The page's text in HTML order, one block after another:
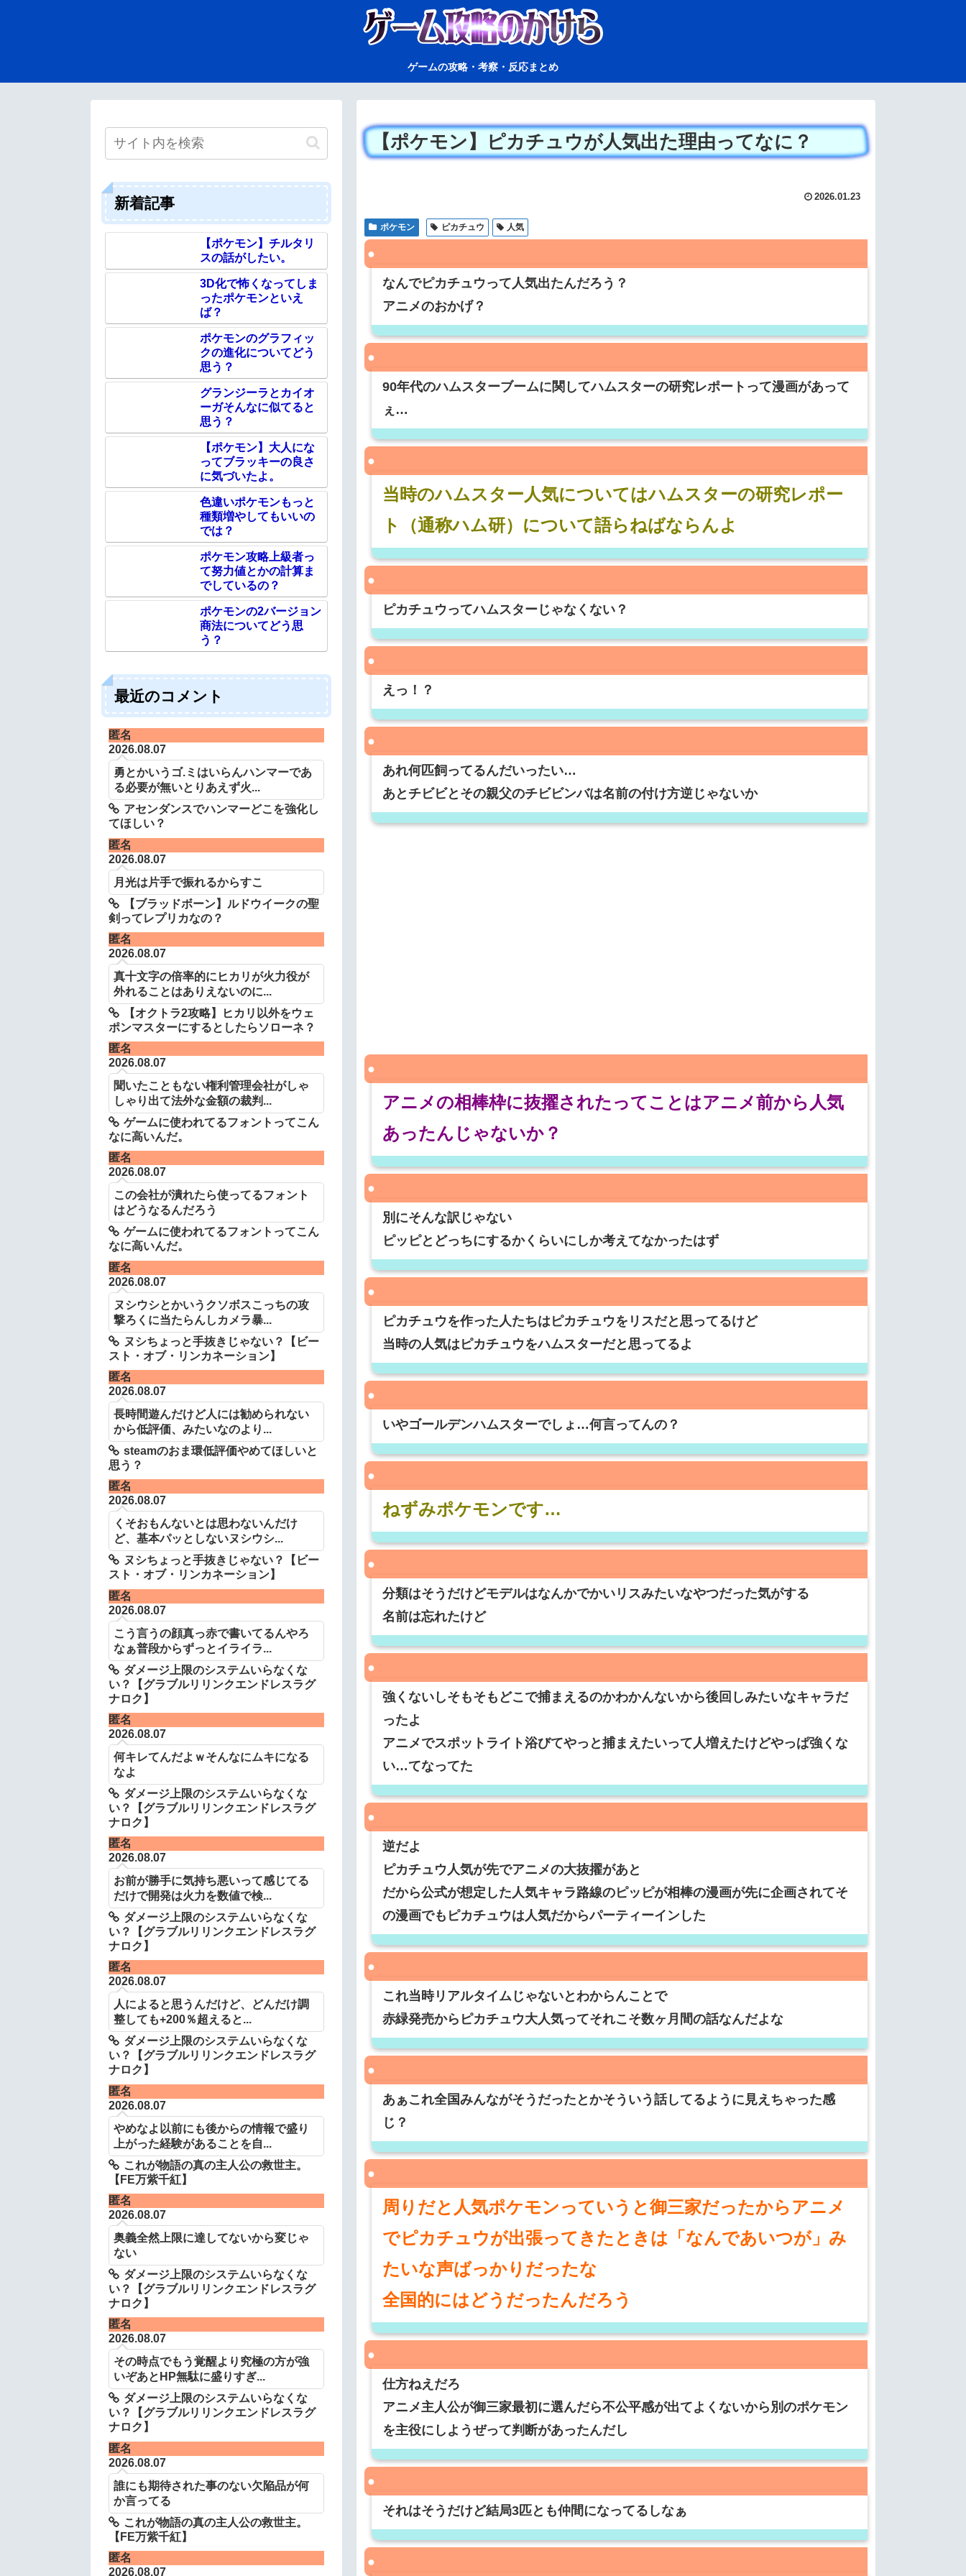
ゲームの攻略・考察・反応まとめ
【ポケモン】ピカチュウが人気出た理由ってなに？
2026.01.23
ポケモン ピカチュウ 人気
なんでピカチュウって人気出たんだろう？
アニメのおかげ？
90年代のハムスターブームに関してハムスターの研究レポートって漫画があって
ぇ…
当時のハムスター人気についてはハムスターの研究レポー
ト（通称ハム研）について語らねばならんよ
ピカチュウってハムスターじゃなくない？
えっ！？
あれ何匹飼ってるんだいったい…
あとチビビとその親父のチビビンバは名前の付け方逆じゃないか
アニメの相棒枠に抜擢されたってことはアニメ前から人気
あったんじゃないか？
別にそんな訳じゃない
ピッピとどっちにするかくらいにしか考えてなかったはず
ピカチュウを作った人たちはピカチュウをリスだと思ってるけど
当時の人気はピカチュウをハムスターだと思ってるよ
いやゴールデンハムスターでしょ…何言ってんの？
ねずみポケモンです…
分類はそうだけどモデルはなんかでかいリスみたいなやつだった気がする
名前は忘れたけど
強くないしそもそもどこで捕まえるのかわかんないから後回しみたいなキャラだ
ったよ
アニメでスポットライト浴びてやっと捕まえたいって人増えたけどやっぱ強くな
い…てなってた
逆だよ
ピカチュウ人気が先でアニメの大抜擢があと
だから公式が想定した人気キャラ路線のピッピが相棒の漫画が先に企画されてそ
の漫画でもピカチュウは人気だからパーティーインした
これ当時リアルタイムじゃないとわからんことで
赤緑発売からピカチュウ大人気ってそれこそ数ヶ月間の話なんだよな
あぁこれ全国みんながそうだったとかそういう話してるように見えちゃった感
じ？
周りだと人気ポケモンっていうと御三家だったからアニメ
でピカチュウが出張ってきたときは「なんであいつが」み
たいな声ばっかりだったな
全国的にはどうだったんだろう
仕方ねえだろ
アニメ主人公が御三家最初に選んだら不公平感が出てよくないから別のポケモン
を主役にしようぜって判断があったんだし
それはそうだけど結局3匹とも仲間になってるしなぁ
新着記事
【ポケモン】チルタリ
スの話がしたい。
3D化で怖くなってしま
ったポケモンといえ
ば？
ポケモンのグラフィッ
クの進化についてどう
思う？
グランジーラとカイオ
ーガそんなに似てると
思う？
【ポケモン】大人にな
ってブラッキーの良さ
に気づいたよ。
色違いポケモンもっと
種類増やしてもいいの
では？
ポケモン攻略上級者っ
て努力値とかの計算ま
でしているの？
ポケモンの2バージョン
商法についてどう思
う？
最近のコメント
匿名
2026.08.07
勇とかいうゴ.ミはいらんハンマーであ
る必要が無いとりあえず火...
アセンダンスでハンマーどこを強化し
てほしい？
匿名
2026.08.07
月光は片手で振れるからすこ
【ブラッドボーン】ルドウイークの聖
剣ってレプリカなの？
匿名
2026.08.07
真十文字の倍率的にヒカリが火力役が
外れることはありえないのに...
【オクトラ2攻略】ヒカリ以外をウェ
ポンマスターにするとしたらソローネ？
匿名
2026.08.07
聞いたこともない権利管理会社がしゃ
しゃり出て法外な金額の裁判...
ゲームに使われてるフォントってこん
なに高いんだ。
匿名
2026.08.07
この会社が潰れたら使ってるフォント
はどうなるんだろう
ゲームに使われてるフォントってこん
なに高いんだ。
匿名
2026.08.07
ヌシウシとかいうクソボスこっちの攻
撃ろくに当たらんしカメラ暴...
ヌシちょっと手抜きじゃない？【ビー
スト・オブ・リンカネーション】
匿名
2026.08.07
長時間遊んだけど人には勧められない
から低評価、みたいなのより...
steamのおま環低評価やめてほしいと
思う？
匿名
2026.08.07
くそおもんないとは思わないんだけ
ど、基本パッとしないヌシウシ...
ヌシちょっと手抜きじゃない？【ビー
スト・オブ・リンカネーション】
匿名
2026.08.07
こう言うの顔真っ赤で書いてるんやろ
なぁ普段からずっとイライラ...
ダメージ上限のシステムいらなくな
い？【グラブルリリンクエンドレスラグ
ナロク】
匿名
2026.08.07
何キレてんだよｗそんなにムキになる
なよ
ダメージ上限のシステムいらなくな
い？【グラブルリリンクエンドレスラグ
ナロク】
匿名
2026.08.07
お前が勝手に気持ち悪いって感じてる
だけで開発は火力を数値で検...
ダメージ上限のシステムいらなくな
い？【グラブルリリンクエンドレスラグ
ナロク】
匿名
2026.08.07
人によると思うんだけど、どんだけ調
整しても+200％超えると...
ダメージ上限のシステムいらなくな
い？【グラブルリリンクエンドレスラグ
ナロク】
匿名
2026.08.07
やめなよ以前にも後からの情報で盛り
上がった経験があることを自...
これが物語の真の主人公の救世主。
【FE万紫千紅】
匿名
2026.08.07
奥義全然上限に達してないから変じゃ
ない
ダメージ上限のシステムいらなくな
い？【グラブルリリンクエンドレスラグ
ナロク】
匿名
2026.08.07
その時点でもう覚醒より究極の方が強
いぞあとHP無駄に盛りすぎ...
ダメージ上限のシステムいらなくな
い？【グラブルリリンクエンドレスラグ
ナロク】
匿名
2026.08.07
誰にも期待された事のない欠陥品が何
か言ってる
これが物語の真の主人公の救世主。
【FE万紫千紅】
匿名
2026.08.07